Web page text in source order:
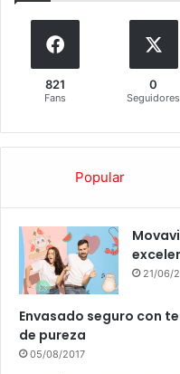
821
Fans
0
Seguidores
Popular
21/06/
Envasado seguro con
de pureza
05/08/2017